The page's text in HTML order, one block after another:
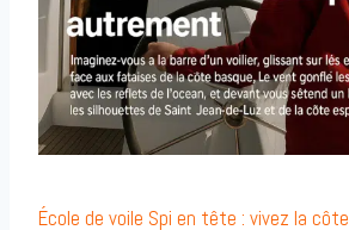
École de voile Spi en tête : vivez la